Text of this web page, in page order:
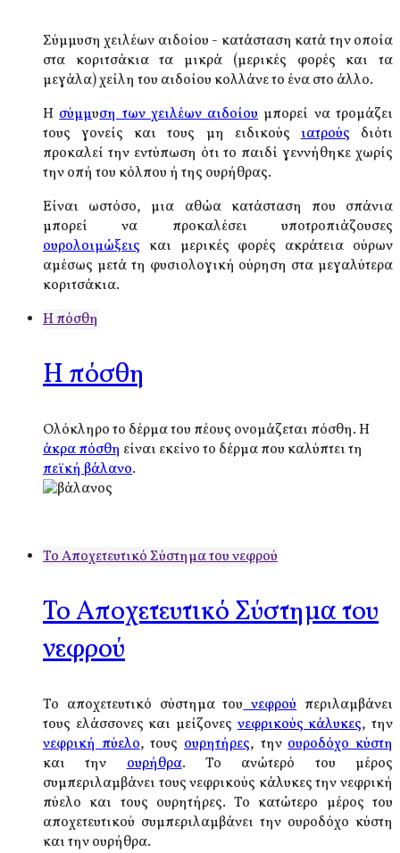
Σύμμυση χειλέων αιδοίου - κατάσταση κατά την οποία
στα κοριτσάκια τα μικρά (μερικές φορές και τα
μεγάλα) χείλη του αιδοίου κολλάνε το ένα στο άλλο.
Ησύμμυση των χειλέων αιδοίουμπορεί να τρομάζει
τους γονείς και τους μη ειδικούςιατρούς διότι
προκαλεί την εντύπωση ότι το παιδί γεννήθηκε χωρίς
την οπή του κόλπου ή της ουρήθρας.
Είναι ωστόσο, μια αθώα κατάσταση που σπάνια
μπορεί να προκαλέσει υποτροπιάζουσες
ουρολοιμώξεις και μερικές φορές ακράτεια ούρων
αμέσως μετά τη φυσιολογική ούρηση στα μεγαλύτερα
κοριτσάκια.
Η πόσθη
Η πόσθη
Ολόκληρο το δέρμα του πέους ονομάζεται πόσθη. Η
άκρα πόσθη είναι εκείνο το δέρμα που καλύπτει τη
πεϊκή βάλανο.
Το Αποχετευτικό Σύστημα του νεφρού
Το Αποχετευτικό Σύστημα του
νεφρού
Το αποχετευτικό σύστημα τουνεφρούπεριλαμβάνει
τους ελάσσονες και μείζονεςνεφρικούς κάλυκες, την
νεφρική πύελο, τουςουρητήρες, τηνουροδόχο κύστη
και τηνουρήθρα. Το ανώτερό του μέρος
συμπεριλαμβάνει τους νεφρικούς κάλυκες την νεφρική
πύελο και τους ουρητήρες. Το κατώτερο μέρος του
αποχετευτικού συμπεριλαμβάνει την ουροδόχο κύστη
και την ουρήθρα.